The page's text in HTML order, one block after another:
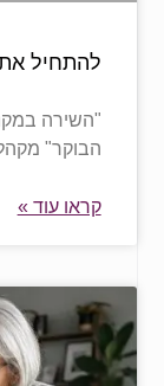
להתחיל
"השירה
הבוקר"
קראו עוד »